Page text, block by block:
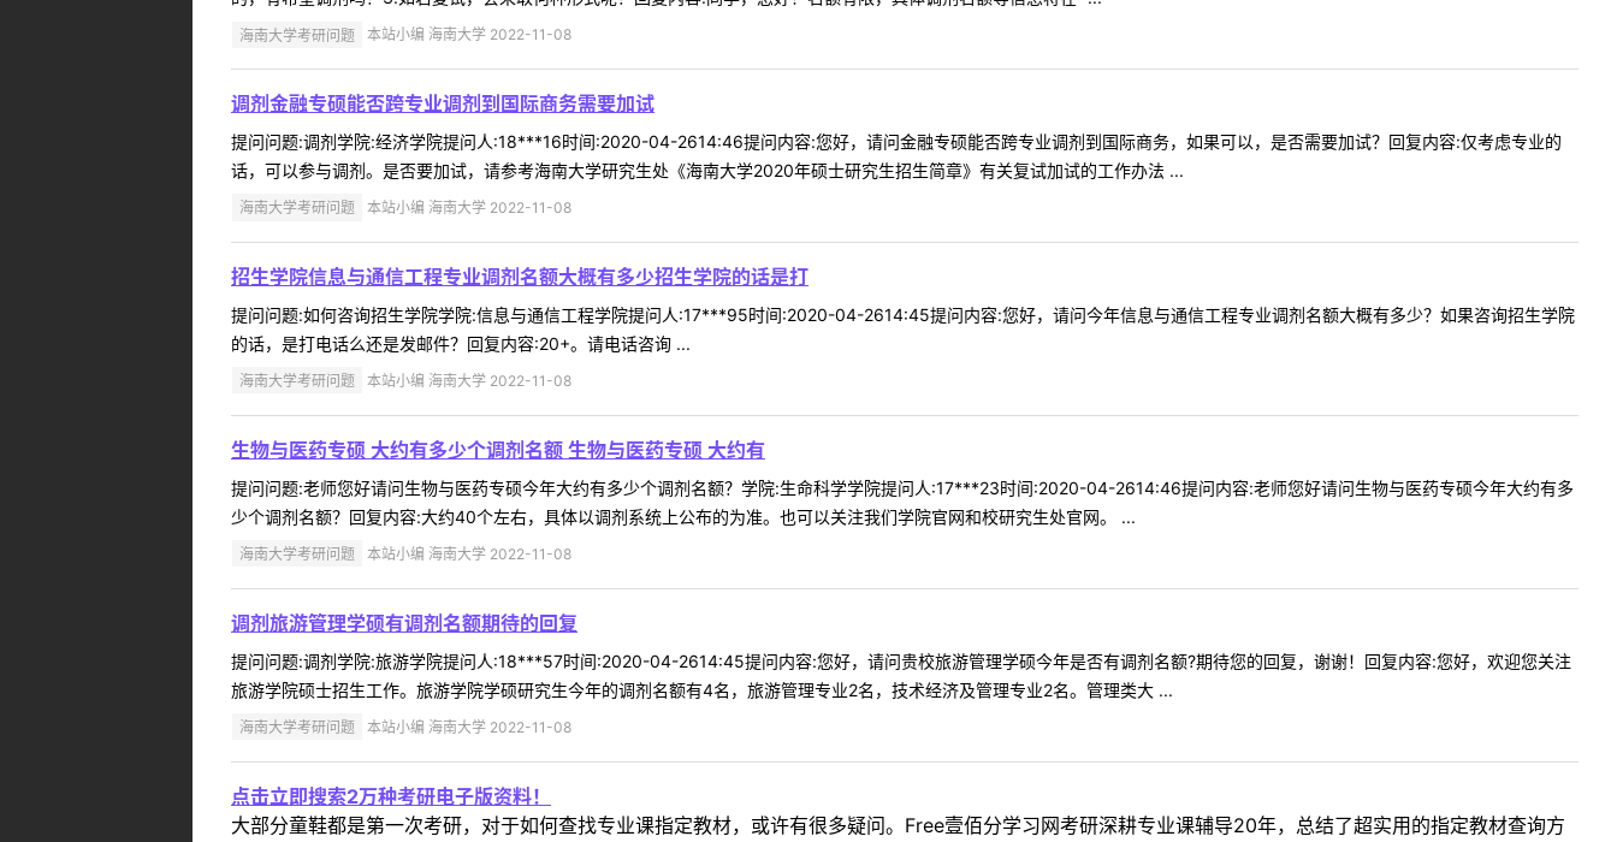
海南大学考研问题 本站小编 海南大学 2022-11-08
调剂金融专硕能否跨专业调剂到国际商务需要加试
提问问题:调剂学院:经济学院提问人:18***16时间:2020-04-2614:46提问内容:您好，请问金融专硕能否跨专业调剂到国际商务，如果可以，是否需要加试？回复内容:仅考虑专业的
话，可以参与调剂。是否要加试，请参考海南大学研究生处《海南大学2020年硕士研究生招生简章》有关复试加试的工作办法 ...
海南大学考研问题 本站小编 海南大学 2022-11-08
招生学院信息与通信工程专业调剂名额大概有多少招生学院的话是打
提问问题:如何咨询招生学院学院:信息与通信工程学院提问人:17***95时间:2020-04-2614:45提问内容:您好，请问今年信息与通信工程专业调剂名额大概有多少？如果咨询招生学院
的话，是打电话么还是发邮件？回复内容:20+。请电话咨询 ...
海南大学考研问题 本站小编 海南大学 2022-11-08
生物与医药专硕 大约有多少个调剂名额 生物与医药专硕 大约有
提问问题:老师您好请问生物与医药专硕今年大约有多少个调剂名额？学院:生命科学学院提问人:17***23时间:2020-04-2614:46提问内容:老师您好请问生物与医药专硕今年大约有多
少个调剂名额？回复内容:大约40个左右，具体以调剂系统上公布的为准。也可以关注我们学院官网和校研究生处官网。 ...
海南大学考研问题 本站小编 海南大学 2022-11-08
调剂旅游管理学硕有调剂名额期待的回复
提问问题:调剂学院:旅游学院提问人:18***57时间:2020-04-2614:45提问内容:您好，请问贵校旅游管理学硕今年是否有调剂名额?期待您的回复，谢谢！回复内容:您好，欢迎您关注
旅游学院硕士招生工作。旅游学院学硕研究生今年的调剂名额有4名，旅游管理专业2名，技术经济及管理专业2名。管理类大 ...
海南大学考研问题 本站小编 海南大学 2022-11-08
点击立即搜索2万种考研电子版资料！
大部分童鞋都是第一次考研，对于如何查找专业课指定教材，或许有很多疑问。Free壹佰分学习网考研深耕专业课辅导20年，总结了超实用的指定教材查询方